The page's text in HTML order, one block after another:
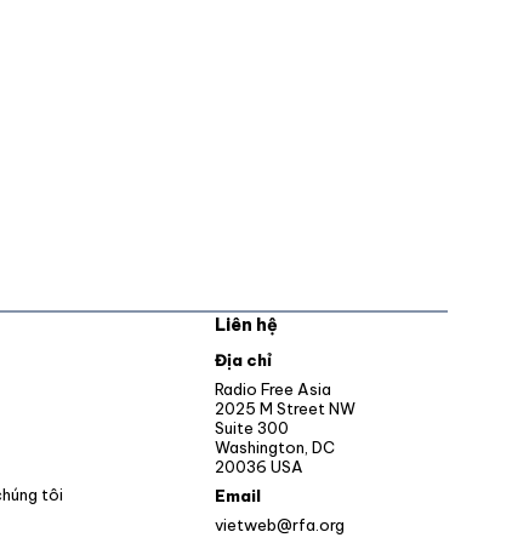
tôi
Liên hệ
Địa chỉ
Radio Free Asia
2025 M Street NW
Suite 300
Washington, DC
20036 USA
Email
vietweb@rfa.org